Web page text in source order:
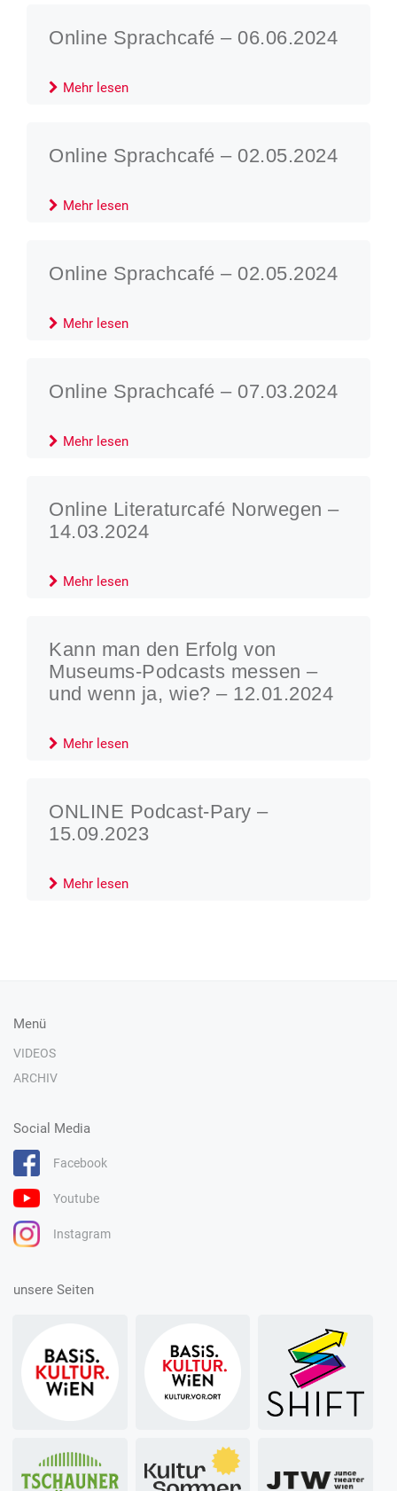
Online Sprachcafé – 06.06.2024
Mehr lesen
Online Sprachcafé – 02.05.2024
Mehr lesen
Online Sprachcafé – 02.05.2024
Mehr lesen
Online Sprachcafé – 07.03.2024
Mehr lesen
Online Literaturcafé Norwegen –
14.03.2024
Mehr lesen
Kann man den Erfolg von
Museums-Podcasts messen –
und wenn ja, wie? – 12.01.2024
Mehr lesen
ONLINE Podcast-Pary –
15.09.2023
Mehr lesen
Menü
VIDEOS
ARCHIV
Social Media
Facebook
Youtube
Instagram
unsere Seiten